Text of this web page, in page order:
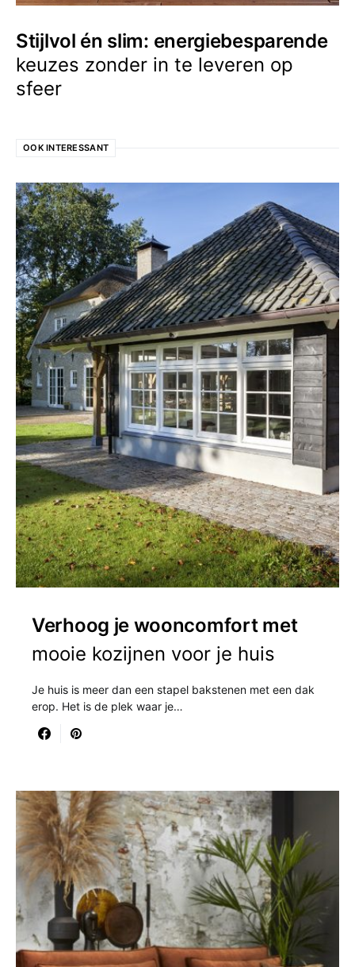
Stijlvol én slim: energiebesparende
keuzes zonder in te leveren op
sfeer
OOK INTERESSANT
Verhoog je wooncomfort met
mooie kozijnen voor je huis
Je huis is meer dan een stapel bakstenen met een dak
erop. Het is de plek waar je…